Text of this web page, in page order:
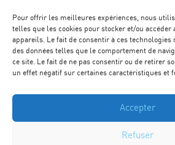
Pour offrir les meilleures expériences, nous
telles que les cookies pour stocker et/ou accéder
appareils. Le fait de consentir à ces
des données telles que le comportement de
ce site. Le fait de ne pas consentir ou de retirer
un effet négatif sur certaines caractéristiques et
Accepter
Refuser
Engagements
Mentions
Protection des